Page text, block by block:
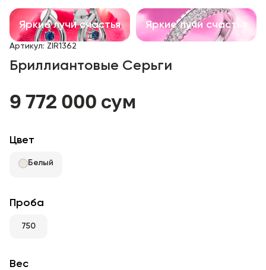
Аксессуары
Все
О нас
Избранное
Яркие лучи счастья Яркие лучи счастья
Артикул: ZIR1362
Бриллиантовые Серьги
9 772 000 сум
Цвет
Белый
Проба
750
Вес